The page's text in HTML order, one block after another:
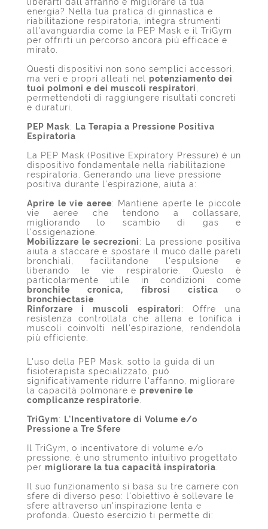
energia? Nella tua pratica di ginnastica e
riabilitazione respiratoria, integra strumenti
all'avanguardia come la PEP Mask e il TriGym
per offrirti un percorso ancora più efficace e
mirato.
Questi dispositivi non sono semplici accessori,
ma veri e propri alleati nel potenziamento dei
tuoi polmoni e dei muscoli respiratori
permettendoti di raggiungere risultati concreti
e duraturi.
PEP Mask:
La Terapia a Pressione Positiva
Espiratoria
La PEP Mask (Positive Expiratory Pressure) è un
dispositivo fondamentale nella riabilitazione
respiratoria. Generando una lieve pressione
positiva durante l'espirazione, aiuta a:
Aprire le vie aeree: Mantiene aperte le piccole
vie aeree che tendono a collassare,
migliorando lo scambio di gas e
l'ossigenazione.
Mobilizzare le secrezioni: La pressione positiva
aiuta a staccare e spostare il muco dalle pareti
bronchiali, facilitandone l'espulsione e
liberando le vie respiratorie. Questo è
particolarmente utile in condizioni come
bronchite cronica, fibrosi cistica o
bronchiectasie
Rinforzare i muscoli espiratori: Offre una
resistenza controllata che allena e tonifica i
muscoli coinvolti nell'espirazione, rendendola
più efficiente.
L'uso della PEP Mask, sotto la guida di un
fisioterapista specializzato, può
significativamente ridurre l'affanno, migliorare
la capacità polmonare e prevenire le
complicanze respiratorie
TriGym:
L'Incentivatore di Volume e/o
Pressione a Tre Sfere
Il TriGym, o incentivatore di volume e/o
pressione, è uno strumento intuitivo progettato
per migliorare la tua capacità inspiratoria
Il suo funzionamento si basa su tre camere con
sfere di diverso peso: l'obiettivo è sollevare le
sfere attraverso un'inspirazione lenta e
profonda. Questo esercizio ti permette di: